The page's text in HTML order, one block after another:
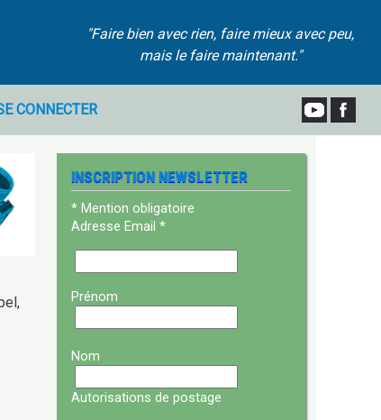
"Faire bien avec rien, faire mieux avec peu,
mais le faire maintenant."
CONNECTER
INSCRIPTION NEWSLETTER
* Mention obligatoire
Adresse Email *
Prénom
Nom
Autorisations de postage